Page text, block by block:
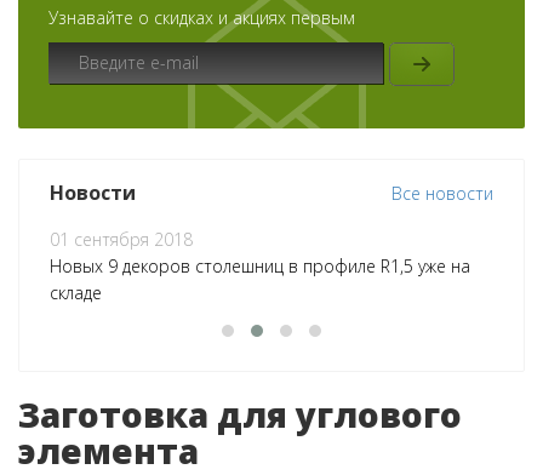
Узнавайте о скидках и акциях первым
Новости
Все новости
01 сентября 2018
Новых 9 декоров столешниц в профиле R1,5 уже на
складе
Заготовка для углового
элемента